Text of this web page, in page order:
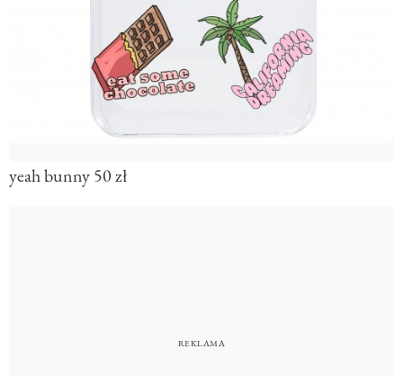
yeah bunny 50 zł